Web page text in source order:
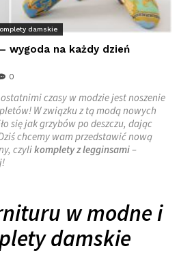
damskie
wygoda na każdy dzień
0
czasy w modzie jest noszenie
W związku z tą modą nowych
się jak grzybów po deszczu, dając
chcemy wam przedstawić nową
czylikomplety z legginsami–
w modne i
damskie